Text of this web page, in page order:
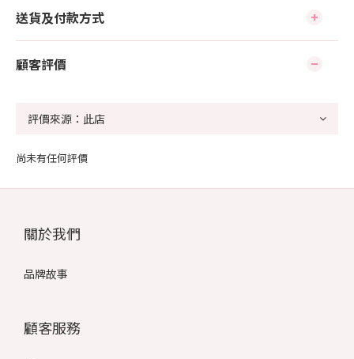
送貨及付款方式
顧客評價
尚未有任何評價
關於我們
品牌故事
顧客服務